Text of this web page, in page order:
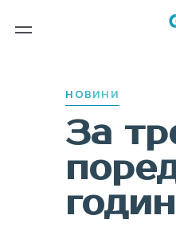
IN:
НОВИНИ
За